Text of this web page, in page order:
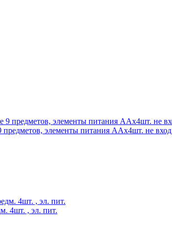
предметов, элементы питания ААх4шт. не вход
4шт. , эл. пит.